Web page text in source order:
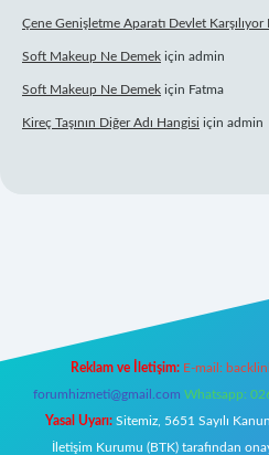
Çene Genişletme Aparatı Devlet Karşılıyor
Soft Makeup Ne Demek için admin
Soft Makeup Ne Demek için Fatma
Kireç Taşının Diğer Adı Hangisi için admin
Reklam ve İletişim: E-mail:
forumhizmeti@gmail.com Whatsapp:
Yasal Uyarı: Sitemiz, 5651 Sayılı
İletişim Kurumu (BTK) tarafından